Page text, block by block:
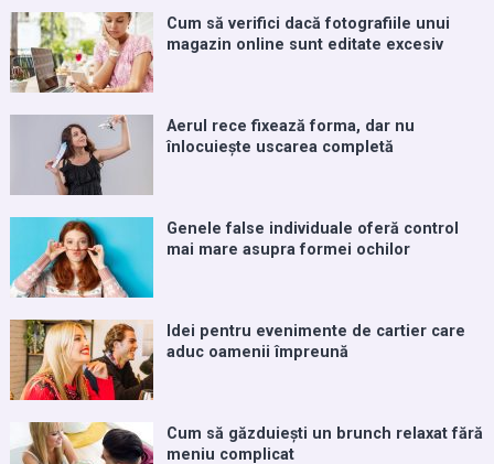
Cum să verifici dacă fotografiile unui
magazin online sunt editate excesiv
Aerul rece fixează forma, dar nu
înlocuiește uscarea completă
Genele false individuale oferă control
mai mare asupra formei ochilor
Idei pentru evenimente de cartier care
aduc oamenii împreună
Cum să găzduiești un brunch relaxat fără
meniu complicat